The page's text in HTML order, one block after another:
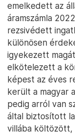
emelkedett az
áramszámla
rezsivédett
különösen
igyekezett
elkötelezett a
képest az éves
került a magyar
pedig arról van
által biztosított
villába költözött,